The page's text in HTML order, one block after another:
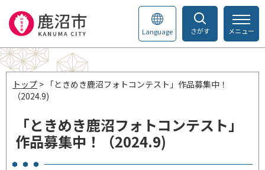
さがす
Language メニュー
トップ > 「ときめき鹿沼フォトコンテスト」作品募集中！
（2024.9)
「ときめき鹿沼フォトコンテスト」
作品募集中！（2024.9)